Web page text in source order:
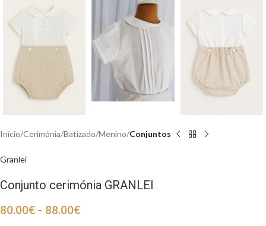
Início Cerimónia Batizado Menino Conjuntos
Granlei
Conjunto cerimónia GRANLEI
80.00€ – 88.00€